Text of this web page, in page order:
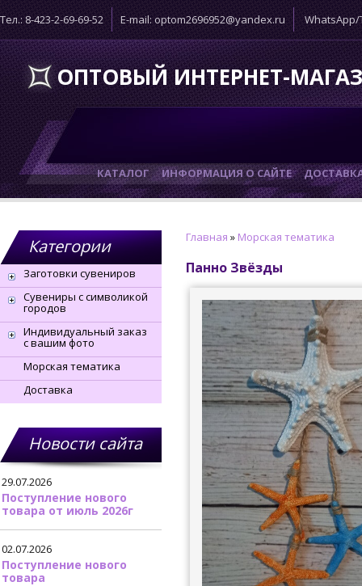
Тел.: 8-423-2-69-69-52 E-mail: optom2696952@yandex.ru WhatsApp/
ОПТОВЫЙ ИНТЕРНЕТ-
КАТАЛОГ ИНФОРМАЦИЯ О САЙТЕ
Категории
Заготовки сувениров
Сувениры с символикой
городов
Индивидуальный заказ
с вашим фото
Морская тематика
Доставка
Новости сайта
29.07.2026
Поступление нового
товара от июль 2026г
02.07.2026
Поступление нового
товара
Главная » Морская тематика
Панно Звёзды